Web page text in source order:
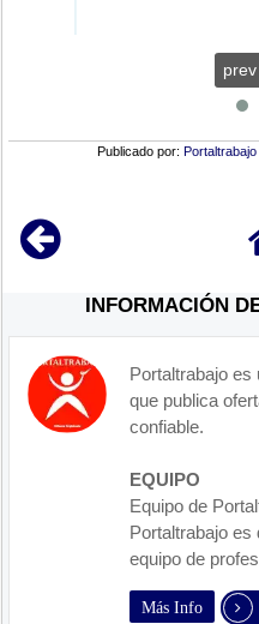
prev
Publicado por: Portaltrabajo
INFORMACIÓN
Portaltrabajo es
que publica
confiable.
EQUIPO
Equipo de
Portaltrabajo es
equipo de
Más Info